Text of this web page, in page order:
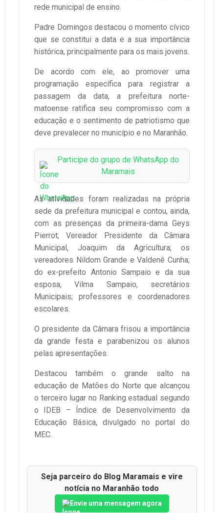
rede municipal de ensino.
Padre Domingos destacou o momento cívico
que se constitui a data e a sua importância
histórica, principalmente para os mais jovens.
De acordo com ele, ao promover uma
programação específica para registrar a
passagem da data, a prefeitura norte-
matoense ratifica seu compromisso com a
educação e o sentimento de patriotismo que
deve prevalecer no município e no Maranhão.
Participe do grupo de WhatsApp do
Maramais
As atividades foram realizadas na própria
sede da prefeitura municipal e contou, ainda,
com as presenças da primeira-dama Geys
Pierrot; Vereador Presidente da Câmara
Municipal, Joaquim da Agricultura; os
vereadores Nildom Grande e Valdenê Cunha;
do ex-prefeito Antonio Sampaio e da sua
esposa, Vilma Sampaio, secretários
Municipais; professores e coordenadores
escolares.
O presidente da Câmara frisou a importância
da grande festa e parabenizou os alunos
pelas apresentações.
Destacou também o grande salto na
educação de Matões do Norte que alcançou
o terceiro lugar no Ranking estadual segundo
o IDEB – Índice de Desenvolvimento da
Educação Básica, divulgado no portal do
MEC.
Seja parceiro do Blog Maramais e vire
notícia no Maranhão todo
Envie uma mensagem agora